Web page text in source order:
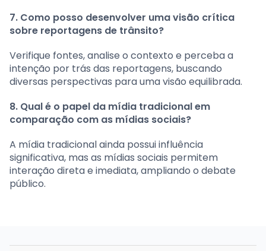
7. Como posso desenvolver uma visão crítica
sobre reportagens de trânsito?
Verifique fontes, analise o contexto e perceba a
intenção por trás das reportagens, buscando
diversas perspectivas para uma visão equilibrada.
8. Qual é o papel da mídia tradicional em
comparação com as mídias sociais?
A mídia tradicional ainda possui influência
significativa, mas as mídias sociais permitem
interação direta e imediata, ampliando o debate
público.